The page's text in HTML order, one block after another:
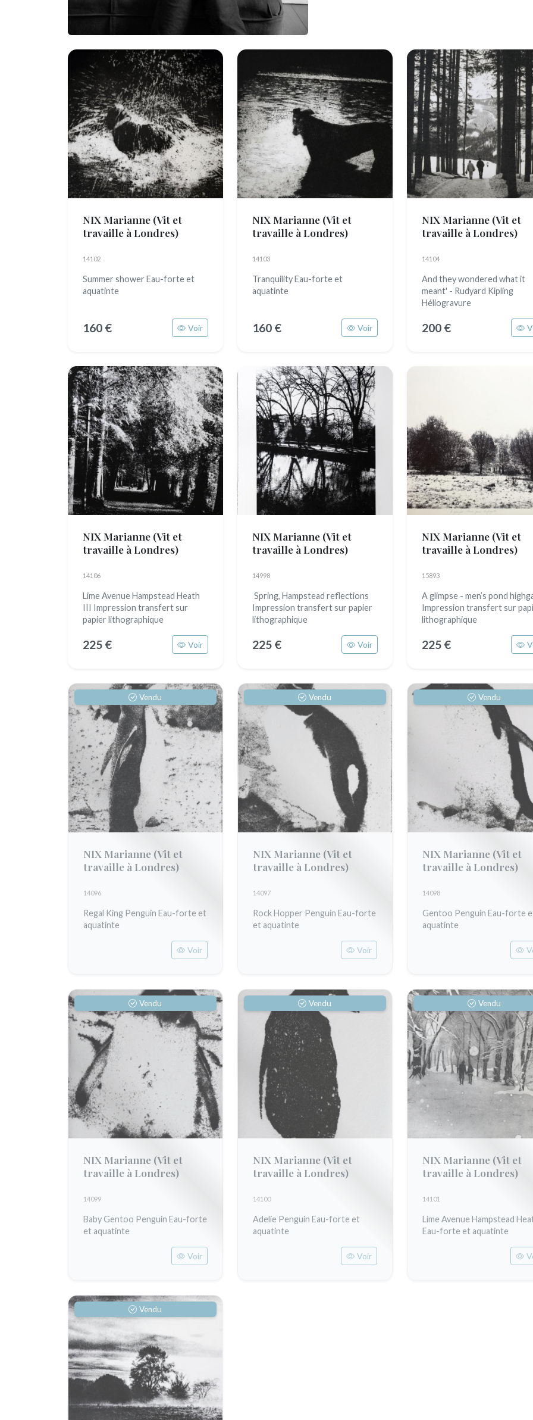
NIX Marianne (Vit et
travaille à Londres)
14102
Summer shower Eau-forte et
aquatinte
160 € Voir
NIX Marianne (Vit et
travaille à Londres)
14103
Tranquility Eau-forte et
aquatinte
160 € Voir
NIX Marianne (Vit et
travaille à Londres)
14104
And they wondered what it
meant' - Rudyard Kipling
Héliogravure
200 €
NIX Marianne (Vit et
travaille à Londres)
14106
Lime Avenue Hampstead Heath
III Impression transfert sur
papier lithographique
225 € Voir
NIX Marianne (Vit et
travaille à Londres)
14998
Spring, Hampstead reflections
Impression transfert sur papier
lithographique
225 € Voir
NIX Marianne (Vit et
travaille à Londres)
15893
A glimpse - men’s pond
Impression transfert sur
lithographique
225 €
Vendu
NIX Marianne (Vit et
travaille à Londres)
14096
Regal King Penguin Eau-forte et
aquatinte
Voir
Vendu
NIX Marianne (Vit et
travaille à Londres)
14097
Rock Hopper Penguin Eau-forte
et aquatinte
Voir
Vendu
NIX Marianne (Vit et
travaille à Londres)
14098
Gentoo Penguin Eau-forte
aquatinte
Vendu
NIX Marianne (Vit et
travaille à Londres)
14099
Baby Gentoo Penguin Eau-forte
et aquatinte
Voir
Vendu
NIX Marianne (Vit et
travaille à Londres)
14100
Adelie Penguin Eau-forte et
aquatinte
Voir
Vendu
NIX Marianne (Vit et
travaille à Londres)
14101
Lime Avenue Hampstead
Eau-forte et aquatinte
Vendu